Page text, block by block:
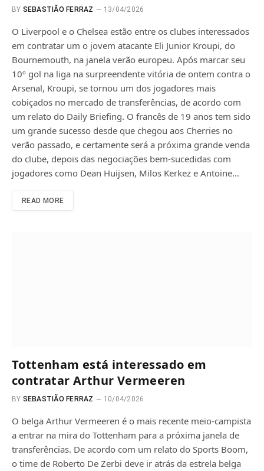
BY SEBASTIÃO FERRAZ 13/04/2026
O Liverpool e o Chelsea estão entre os clubes interessados
em contratar um o jovem atacante Eli Junior Kroupi, do
Bournemouth, na janela verão europeu. Após marcar seu
10º gol na liga na surpreendente vitória de ontem contra o
Arsenal, Kroupi, se tornou um dos jogadores mais
cobiçados no mercado de transferências, de acordo com
um relato do Daily Briefing. O francês de 19 anos tem sido
um grande sucesso desde que chegou aos Cherries no
verão passado, e certamente será a próxima grande venda
do clube, depois das negociações bem-sucedidas com
jogadores como Dean Huijsen, Milos Kerkez e Antoine…
READ MORE
Tottenham está interessado em
contratar Arthur Vermeeren
BY SEBASTIÃO FERRAZ 10/04/2026
O belga Arthur Vermeeren é o mais recente meio-campista
a entrar na mira do Tottenham para a próxima janela de
transferências. De acordo com um relato do Sports Boom,
o time de Roberto De Zerbi deve ir atrás da estrela belga